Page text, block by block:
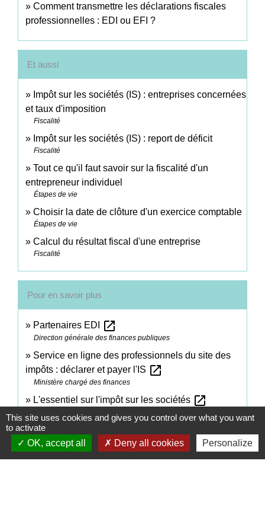
Comment transmettre les déclarations fiscales
professionnelles : EDI ou EFI ?
Et aussi
Impôt sur les sociétés (IS) : entreprises concernées
et taux d'imposition
Fiscalité
Impôt sur les sociétés (IS) : report de déficit
Fiscalité
Tout ce qu'il faut savoir sur la fiscalité d'un
entrepreneur individuel
Étapes de vie
Choisir la date de clôture d'un exercice comptable
Étapes de vie
Calcul du résultat fiscal d'une entreprise
Fiscalité
Pour en savoir plus
Partenaires EDI open_in_new
Direction générale des finances publiques
Service en ligne des professionnels du site des
impôts : déclarer et payer l'IS open_in_new
Ministère chargé des finances
L'essentiel sur l'impôt sur les sociétés open_in_new
Comment adhérer à la procédure EDI ?
Ministère chargé des finances
This site uses cookies and gives you control over what you want
to activate
OK, accept all
Deny all cookies Personalize